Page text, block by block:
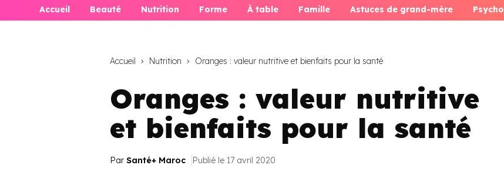
Accueil Beauté Nutrition Forme À table Famille Astuces de grand-mère Psycho
Accueil Nutrition Oranges : valeur nutritive et bienfaits pour la santé
Oranges : valeur nutritive
et bienfaits pour la santé
Par Santé+ Maroc Publié le 17 avril 2020